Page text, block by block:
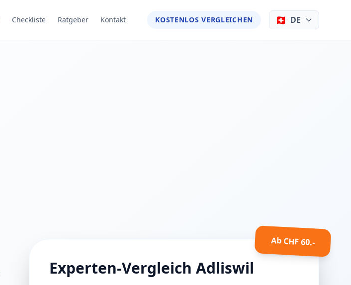
Checkliste Ratgeber Kontakt KOSTENLOS VERGLEICHEN 🇨🇭 DE
Ab CHF 60.-
Experten-Vergleich Adliswil